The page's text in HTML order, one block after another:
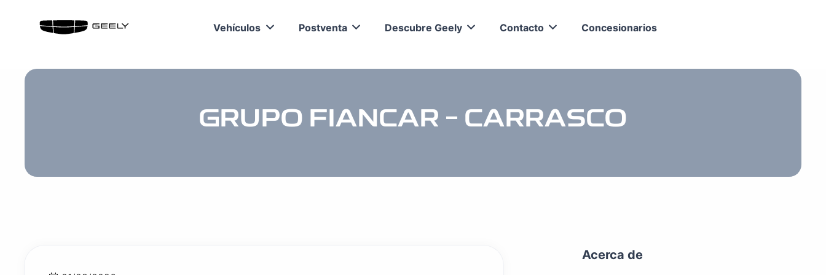
Vehículos Postventa Descubre Geely Contacto Concesionarios
GRUPO FIANCAR – CARRASCO
Acerca de